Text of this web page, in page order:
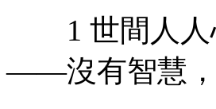
1 世間人人
——沒有智慧，